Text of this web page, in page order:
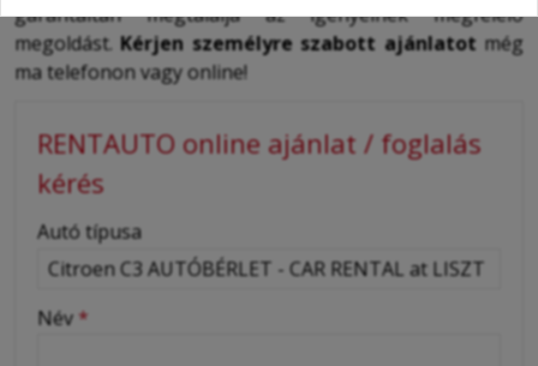
garantáltan megtalálja az igényeinek megfelelő
megoldást.Kérjen személyre szabott ajánlatotmég
ma telefonon vagy online!
RENTAUTO online ajánlat / foglalás
kérés
-
Autó típusa
Név *